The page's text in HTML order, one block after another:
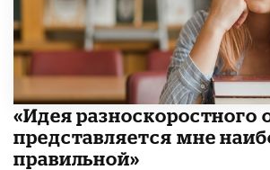
«Идея разноскоростного
представляется мне
правильной»